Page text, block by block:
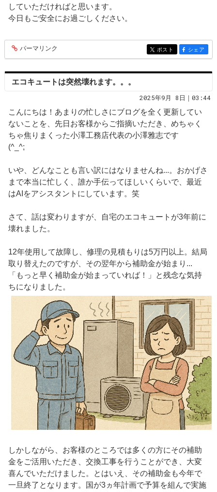
していただければと思います。
今日もご安全にお過ごしください。
entry400
パーマリンク entry400
ポスト entry400
シェア
エコキュートは突然壊れます。。。
2025年9月 8日｜03:44
こんにちは！あまりの忙しさにブログを全く更新してい
ないことを、先日お客様からご指摘いただき、めちゃく
ちゃ焦りまくった小澤工務店代表の小澤雅志です
(^_^;
いや、どんなことも言い訳にはなりませんね...。おかげさ
まで本当に忙しく、誰か手伝ってほしいくらいで、最近
はAIをアシスタントにしています。笑
さて、話は変わりますが、自宅のエコキュートが3年前に
壊れました。
12年使用して故障し、修理の見積もりは5万円以上。結局
取り替えたのですが、その翌年から補助金が始まり...
「もっと早く補助金が始まっていれば！」と残念な気持
ちになりました。
しかしながら、お客様のところでは多くの方にその補助
金をご活用いただき、交換工事を行うことができ、大変
喜んでいただけました。とはいえ、その補助金も今年で
一旦終了となります。国が3ヵ年計画で予算を組んで実施